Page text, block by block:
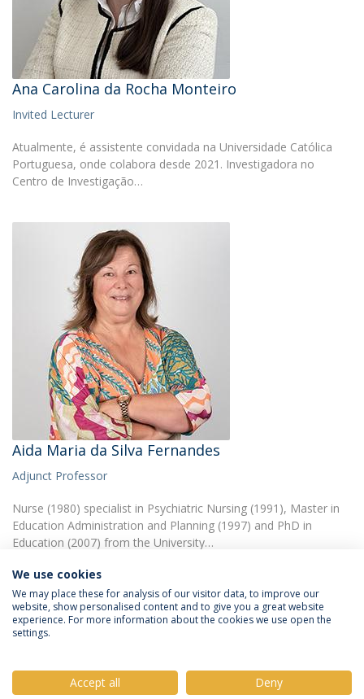
Ana Carolina da Rocha Monteiro
Invited Lecturer
Atualmente, é assistente convidada na Universidade Católica
Portuguesa, onde colabora desde 2021. Investigadora no
Centro de Investigação…
Aida Maria da Silva Fernandes
Adjunct Professor
Nurse (1980) specialist in Psychiatric Nursing (1991), Master in
Education Administration and Planning (1997) and PhD in
Education (2007) from the University…
Privacy Policy
We use cookies
We may place these for analysis of our visitor data, to improve our
website, show personalised content and to give you a great website
experience. For more information about the cookies we use open the
settings.
Accept all Deny